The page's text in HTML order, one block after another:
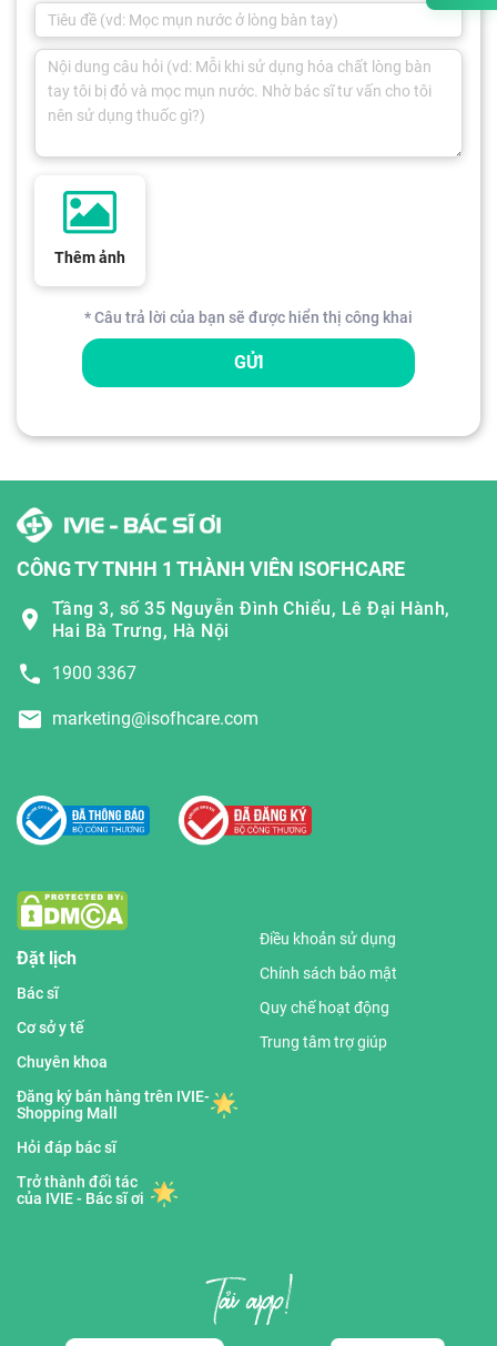
Thêm ảnh
* Câu trả lời của bạn sẽ được hiển thị công khai
GỬI
CÔNG TY TNHH 1 THÀNH VIÊN ISOFHCARE
Tầng 3, số 35 Nguyễn Đình Chiểu, Lê Đại Hành,
Hai Bà Trưng, Hà Nội
1900 3367
marketing@isofhcare.com
Đặt lịch
Bác sĩ
Cơ sở y tế
Chuyên khoa
Đăng ký bán hàng trên IVIE-
Shopping Mall
Hỏi đáp bác sĩ
Trở thành đối tác
của IVIE - Bác sĩ ơi
Điều khoản sử dụng
Chính sách bảo mật
Quy chế hoạt động
Trung tâm trợ giúp